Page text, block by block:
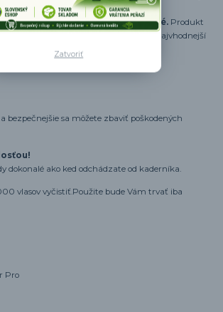
na odstránenie rozštiepených
zdravé vlasy zostanú nedotknuté. Produkt
na všetky typi vlasov. Prístroj je najvhodnejší
bezpečnejšie sa môžete zbaviť poškodených
dokonalé ako ked odchádzate od kaderníka.
vlasov vyčistiť.Použite bude Vám trvať iba
Zatvoriť